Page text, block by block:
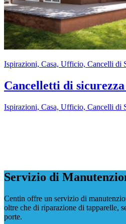
Ispirazioni, Casa, Ufficio, Cancelli di
Cancelletti di
Ispirazioni, Casa, Ufficio, Cancelli di
Servizio di
Centin offre un servizio di
oltre che di riparazione di tapparelle,
porte.